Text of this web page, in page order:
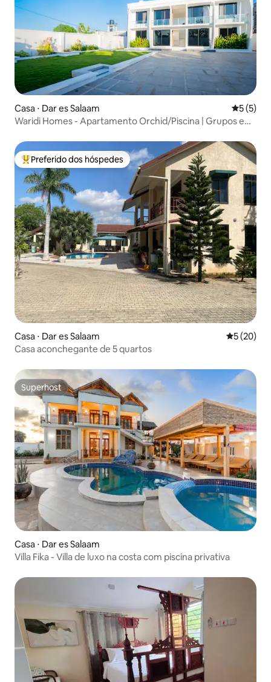
Casa ⋅ Dar es Salaam 5 de
5 (5)
Waridi Homes - Apartamento Orchid/Piscina | Grupos e
Entre os melhores preferidos dos hóspedes
Preferido dos hóspedes
Casa ⋅ Dar es Salaam 5 de uma
5 (20)
Casa aconchegante de 5 quartos
Superhost
Superhost
Casa ⋅ Dar es Salaam
Villa Fika - Villa de luxo na costa com piscina privativa